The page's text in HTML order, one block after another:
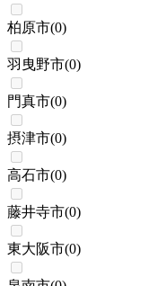
柏原市(0)
羽曳野市(0)
門真市(0)
摂津市(0)
高石市(0)
藤井寺市(0)
東大阪市(0)